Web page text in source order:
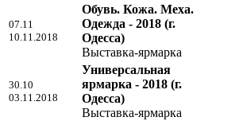
07.11
10.11.2018
Обувь. Кожа. Меха.
Одежда - 2018 (г.
Одесса)
Выставка-ярмарка
30.10
03.11.2018
Универсальная
ярмарка - 2018 (г.
Одесса)
Выставка-ярмарка